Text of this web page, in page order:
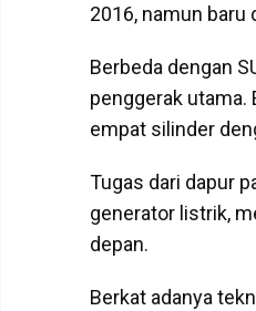
2016, namun baru
Berbeda dengan
penggerak utama.
empat silinder
Tugas dari dapur
generator listrik,
depan.
Berkat adanya